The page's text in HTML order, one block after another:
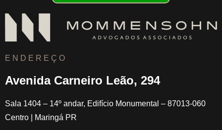
E N D E R E Ç O
Avenida Carneiro Leão, 294
Sala 1404 – 14º andar, Edifício Monumental – 87013-060
Centro | Maringá PR